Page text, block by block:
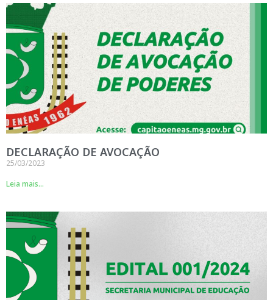
DECLARAÇÃO DE AVOCAÇÃO
25/03/2023
Leia mais...